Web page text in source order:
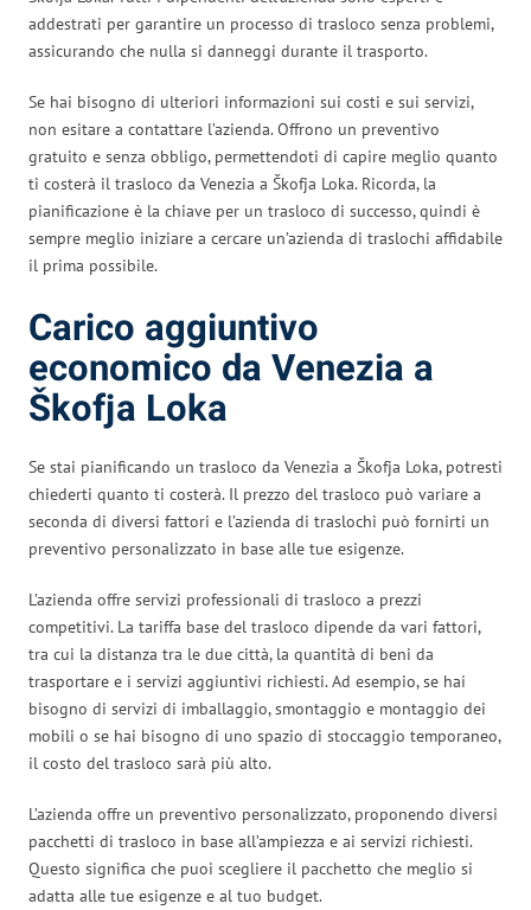
addestrati per garantire un processo di trasloco senza problemi,
assicurando che nulla si danneggi durante il trasporto.
Se hai bisogno di ulteriori informazioni sui costi e sui servizi,
non esitare a contattare l’azienda. Offrono un preventivo
gratuito e senza obbligo, permettendoti di capire meglio quanto
ti costerà il trasloco da Venezia a Škofja Loka. Ricorda, la
pianificazione è la chiave per un trasloco di successo, quindi è
sempre meglio iniziare a cercare un’azienda di traslochi affidabile
il prima possibile.
Carico aggiuntivo
economico da Venezia a
Škofja Loka
Se stai pianificando un trasloco da Venezia a Škofja Loka, potresti
chiederti quanto ti costerà. Il prezzo del trasloco può variare a
seconda di diversi fattori e l’azienda di traslochi può fornirti un
preventivo personalizzato in base alle tue esigenze.
L’azienda offre servizi professionali di trasloco a prezzi
competitivi. La tariffa base del trasloco dipende da vari fattori,
tra cui la distanza tra le due città, la quantità di beni da
trasportare e i servizi aggiuntivi richiesti. Ad esempio, se hai
bisogno di servizi di imballaggio, smontaggio e montaggio dei
mobili o se hai bisogno di uno spazio di stoccaggio temporaneo,
il costo del trasloco sarà più alto.
L’azienda offre un preventivo personalizzato, proponendo diversi
pacchetti di trasloco in base all’ampiezza e ai servizi richiesti.
Questo significa che puoi scegliere il pacchetto che meglio si
adatta alle tue esigenze e al tuo budget.